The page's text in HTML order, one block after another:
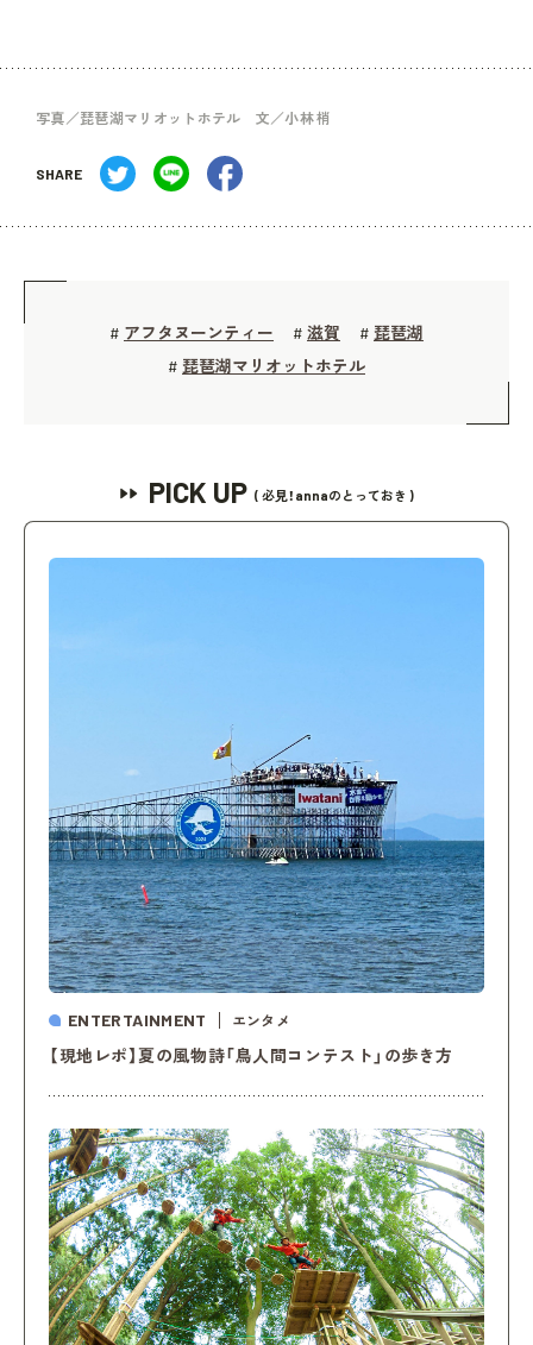
写真／琵琶湖マリオットホテル 文／小林 梢
SHARE
# アフタヌーンティー # 滋賀 # 琵琶湖
# 琵琶湖マリオットホテル
PICK UP ( 必見！annaのとっておき )
ENTERTAINMENT エンタメ
【現地レポ】夏の風物詩「鳥人間コンテスト」の歩き方